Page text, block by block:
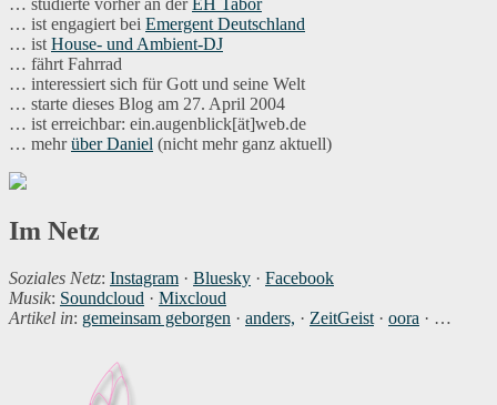
… ist engagiert bei Emergent Deutschland
… ist House- und Ambient-DJ
… fährt Fahrrad
… interessiert sich für Gott und seine Welt
… starte dieses Blog am 27. April 2004
… ist erreichbar: ein.augenblick[ät]web.de
… mehrüber Daniel (nicht mehr ganz aktuell)
Im Netz
Soziales Netz: Instagram · Bluesky · Facebook
Musik: Soundcloud · Mixcloud
Artikel in: gemeinsam geborgen · anders, · ZeitGeist · oora · …